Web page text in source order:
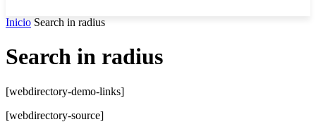
Inicio Search in radius
Search in radius
[webdirectory-demo-links]
[webdirectory-source]